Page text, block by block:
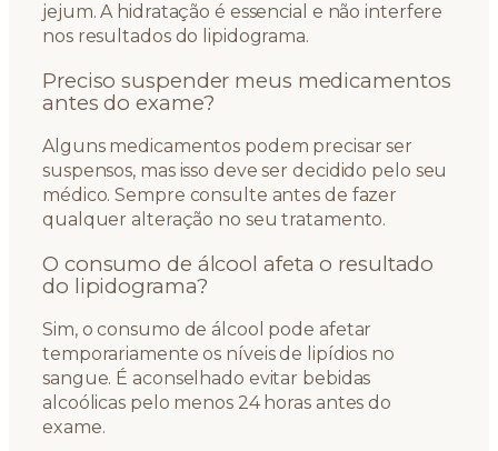
jejum. A hidratação é essencial e não interfere
nos resultados do lipidograma.
Preciso suspender meus medicamentos
antes do exame?
Alguns medicamentos podem precisar ser
suspensos, mas isso deve ser decidido pelo seu
médico. Sempre consulte antes de fazer
qualquer alteração no seu tratamento.
O consumo de álcool afeta o resultado
do lipidograma?
Sim, o consumo de álcool pode afetar
temporariamente os níveis de lipídios no
sangue. É aconselhado evitar bebidas
alcoólicas pelo menos 24 horas antes do
exame.